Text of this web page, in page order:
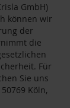
GmbH)
können wir
der
die
Für
Sie uns
Köln,